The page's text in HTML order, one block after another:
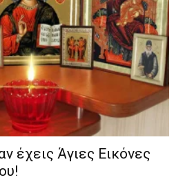
έχεις Άγιες Εικόνες